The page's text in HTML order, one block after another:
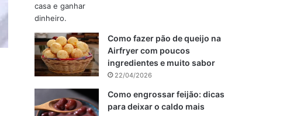
Como fazer pão de queijo na
Airfryer com poucos
ingredientes e muito sabor
22/04/2026
Como engrossar feijão: dicas
para deixar o caldo mais